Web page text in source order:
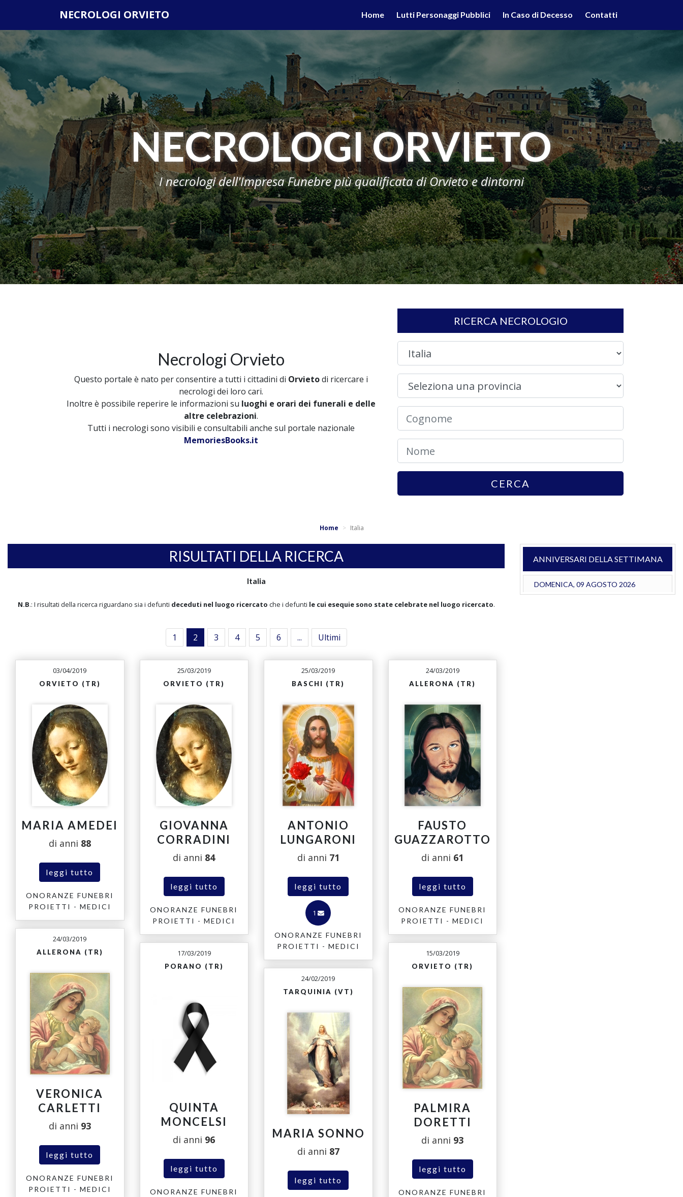
NECROLOGI ORVIETO Home Lutti Personaggi Pubblici In Caso di Decesso Contatti
NECROLOGI ORVIETO
I necrologi dell'Impresa Funebre più qualificata di Orvieto e dintorni
Necrologi Orvieto
Questo portale è nato per consentire a tutti i cittadini di Orvietodi ricercare i
necrologi dei loro cari.
Inoltre è possibile reperire le informazioni su luoghi e orari dei funerali e delle
altre celebrazioni.
Tutti i necrologi sono visibili e consultabili anche sul portale nazionale
MemoriesBooks.it
RICERCA NECROLOGIO
CERCA
Home Italia
RISULTATI DELLA RICERCA
Italia
N.B.: I risultati della ricerca riguardano sia i defunti deceduti nel luogo ricercato che i defunti le cui esequie sono state celebrate nel luogo ricercato.
1 2 3 4 5 6 ... Ultimi
03/04/2019
ORVIETO (TR)
MARIA AMEDEI
di anni 88
leggi tutto
ONORANZE FUNEBRI
PROIETTI - MEDICI
25/03/2019
ORVIETO (TR)
GIOVANNA
CORRADINI
di anni 84
leggi tutto
ONORANZE FUNEBRI
PROIETTI - MEDICI
25/03/2019
BASCHI (TR)
ANTONIO
LUNGARONI
di anni 71
leggi tutto
1
ONORANZE FUNEBRI
PROIETTI - MEDICI
24/03/2019
ALLERONA (TR)
FAUSTO
GUAZZAROTTO
di anni 61
leggi tutto
ONORANZE FUNEBRI
PROIETTI - MEDICI
24/03/2019
ALLERONA (TR)
VERONICA
CARLETTI
di anni 93
leggi tutto
ONORANZE FUNEBRI
PROIETTI - MEDICI
17/03/2019
PORANO (TR)
QUINTA
MONCELSI
di anni 96
leggi tutto
ONORANZE FUNEBRI
15/03/2019
ORVIETO (TR)
PALMIRA
DORETTI
di anni 93
leggi tutto
ONORANZE FUNEBRI
24/02/2019
TARQUINIA (VT)
MARIA SONNO
di anni 87
leggi tutto
ANNIVERSARI DELLA SETTIMANA
DOMENICA, 09 AGOSTO 2026
scorrendo questa pagina, cliccando su un link o proseguendo la navigazione in altra maniera, acconsenti all'uso dei cookie. Ulteriori informazioni